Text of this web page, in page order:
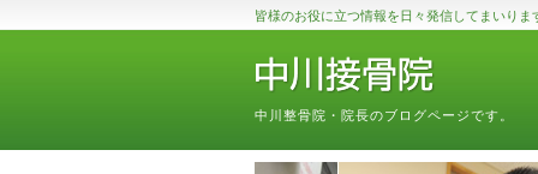
皆様のお役に立つ情報を日々発信してまいりま
中川整骨院・院長のブログページです。